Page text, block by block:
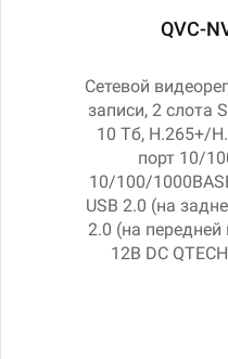
QVC-
Сетевой
записи, 2 слота
10 Тб, H.265+/
порт 10/
10/100/
USB 2.0 (на
2.0 (на
12В DC